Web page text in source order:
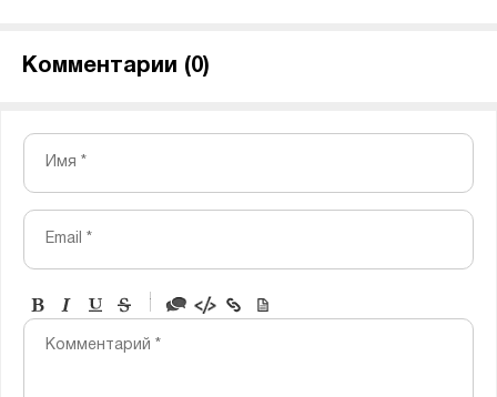
Комментарии (0)
Имя *
Email *
-
-
Комментарий *